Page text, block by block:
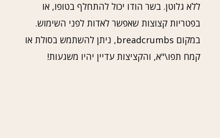
ללא גלוטן. בשר הודו יכול להתחלף בטופו, או
בפטריות קצוצות שאפשר לאדות לפני השימוש.
במקום breadcrumbs, ניתן להשתמש בסולת או
קמח תפו\"א, והקציצות עדיין יהיו משגעות!